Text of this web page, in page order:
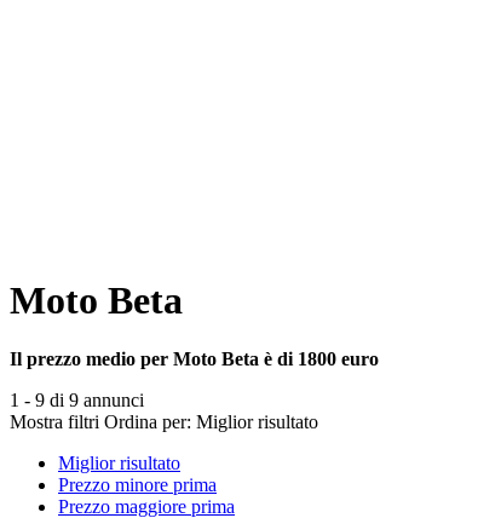
Moto Beta
Il prezzo medio per Moto Beta è di 1800 euro
1 - 9 di 9 annunci
Mostra filtri Ordina per: Miglior risultato
Miglior risultato
Prezzo minore prima
Prezzo maggiore prima